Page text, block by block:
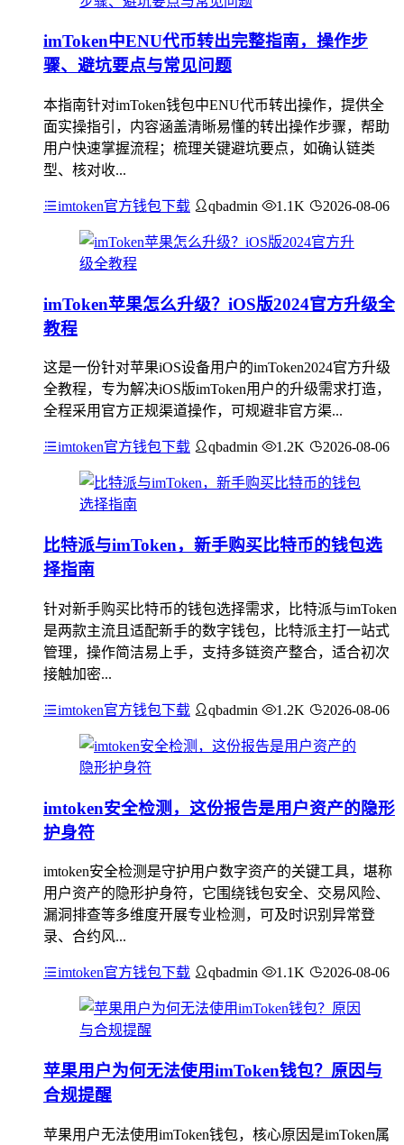
imToken中ENU代币转出完整指南，操作步
骤、避坑要点与常见问题
本指南针对imToken钱包中ENU代币转出操作，提供全
面实操指引，内容涵盖清晰易懂的转出操作步骤，帮助
用户快速掌握流程；梳理关键避坑要点，如确认链类
型、核对收...
imtoken官方钱包下载 qbadmin 1.1K 2026-08-06
imToken苹果怎么升级？iOS版2024官方升级全
教程
这是一份针对苹果iOS设备用户的imToken2024官方升级
全教程，专为解决iOS版imToken用户的升级需求打造，
全程采用官方正规渠道操作，可规避非官方渠...
imtoken官方钱包下载 qbadmin 1.2K 2026-08-06
比特派与imToken，新手购买比特币的钱包选
择指南
针对新手购买比特币的钱包选择需求，比特派与imToken
是两款主流且适配新手的数字钱包，比特派主打一站式
管理，操作简洁易上手，支持多链资产整合，适合初次
接触加密...
imtoken官方钱包下载 qbadmin 1.2K 2026-08-06
imtoken安全检测，这份报告是用户资产的隐形
护身符
imtoken安全检测是守护用户数字资产的关键工具，堪称
用户资产的隐形护身符，它围绕钱包安全、交易风险、
漏洞排查等多维度开展专业检测，可及时识别异常登
录、合约风...
imtoken官方钱包下载 qbadmin 1.1K 2026-08-06
苹果用户为何无法使用imToken钱包？原因与
合规提醒
苹果用户无法使用imToken钱包，核心原因是imToken属